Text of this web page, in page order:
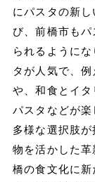
にパスタの新
び、前橋市も
られるように
タが人気で、
や、和食とイ
パスタなどが楽
多様な選択肢
物を活かした
橋の食文化に